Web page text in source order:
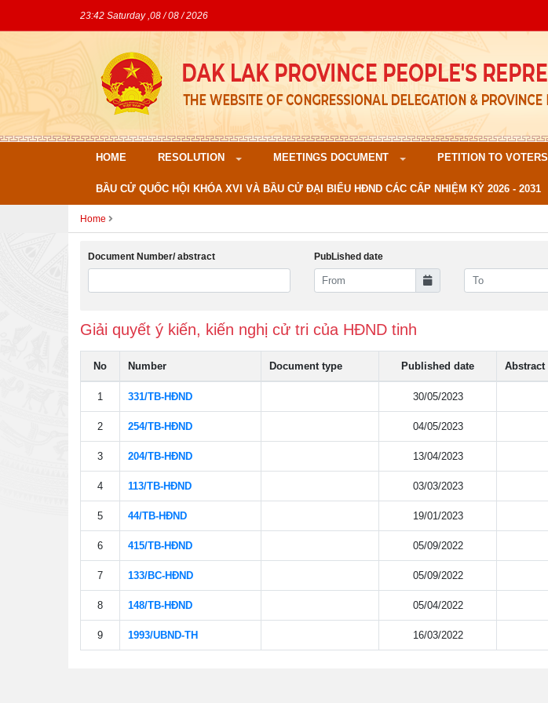
23:42 Saturday ,08 / 08 / 2026
HOME RESOLUTION MEETINGS DOCUMENT PETITION TO VOTERS
BẦU CỬ QUỐC HỘI KHÓA XVI VÀ BẦU CỬ ĐẠI BIỂU HĐND CÁC CẤP NHIỆM KỲ 2026 - 2031
Home
Document Number/ abstract PubLished date
Giải quyết ý kiến, kiến nghị cử tri của HĐND tinh
No Number Document type Published date Abstract
1 331/TB-HÐND 30/05/2023
2 254/TB-HÐND 04/05/2023
3 204/TB-HÐND 13/04/2023
4 113/TB-HÐND 03/03/2023
5 44/TB-HÐND 19/01/2023
6 415/TB-HÐND 05/09/2022
7 133/BC-HÐND 05/09/2022
8 148/TB-HÐND 05/04/2022
9 1993/UBND-TH 16/03/2022